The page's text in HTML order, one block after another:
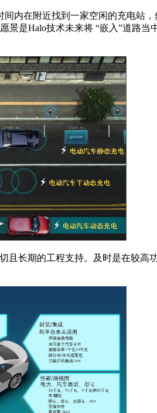
内在附近找到一家空闲的充电站
是Halo技术未来将 “嵌入”道路
且长期的工程支持。及时是在较